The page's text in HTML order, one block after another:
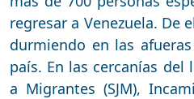
regresar a Venezuela. De
durmiendo en las
país. En las cercanías del
a Migrantes (SJM),